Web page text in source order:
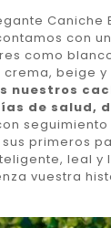
Caniche
con
como
beige
nuestros
de salud,
primeros
leal y
vuestra